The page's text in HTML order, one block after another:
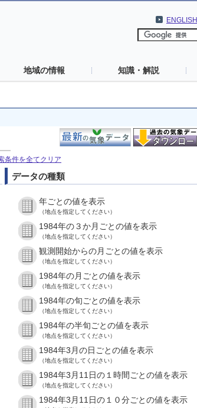
ENGLISH
地域の情報 知識・解説
条件を全てクリア
データの種類
年ごとの値を表示
（地点を指定してください）
1984年の３か月ごとの値を表示
（地点を指定してください）
観測開始からの月ごとの値を表示
（地点を指定してください）
1984年の月ごとの値を表示
（地点を指定してください）
1984年の旬ごとの値を表示
（地点を指定してください）
1984年の半旬ごとの値を表示
（地点を指定してください）
1984年3月の日ごとの値を表示
（地点を指定してください）
1984年3月11日の１時間ごとの値を表示
（地点を指定してください）
1984年3月11日の１０分ごとの値を表示